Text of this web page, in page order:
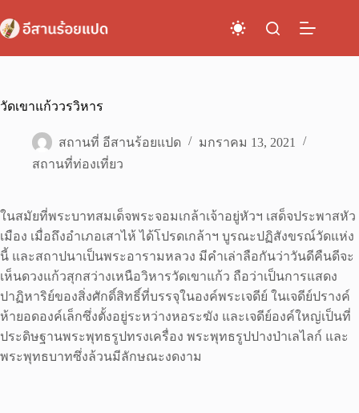
to
content
วัดเขาแก้ววรวิหาร
สถานที่ อีสานร้อยแปด
มกราคม 13, 2021
สถานที่ท่องเที่ยว
ในสมัยที่พระบาทสมเด็จพระจอมเกล้าเจ้าอยู่หัวฯ เสด็จประพาสหัว
เมือง เมื่อถึงอำเภอเสาไห้ ได้โปรดเกล้าฯ บูรณะปฏิสังขรณ์วัดแห่ง
นี้ และสถาปนาเป็นพระอารามหลวง มีคำเล่าลือกันว่าวันดีคืนดีจะ
เห็นดวงแก้วสุกสว่างเหนือวิหารวัดเขาแก้ว ถือว่าเป็นการแสดง
ปาฏิหาริย์ของสิ่งศักดิ์สิทธิ์ที่บรรจุในองค์พระเจดีย์ ในเจดีย์ปรางค์
ห้ายอดองค์เล็กซึ่งตั้งอยู่ระหว่างหอระฆัง และเจดีย์องค์ใหญ่เป็นที่
ประดิษฐานพระพุทธรูปทรงเครื่อง พระพุทธรูปปางป่าเลไลก์ และ
พระพุทธบาทซึ่งล้วนมีลักษณะงดงาม